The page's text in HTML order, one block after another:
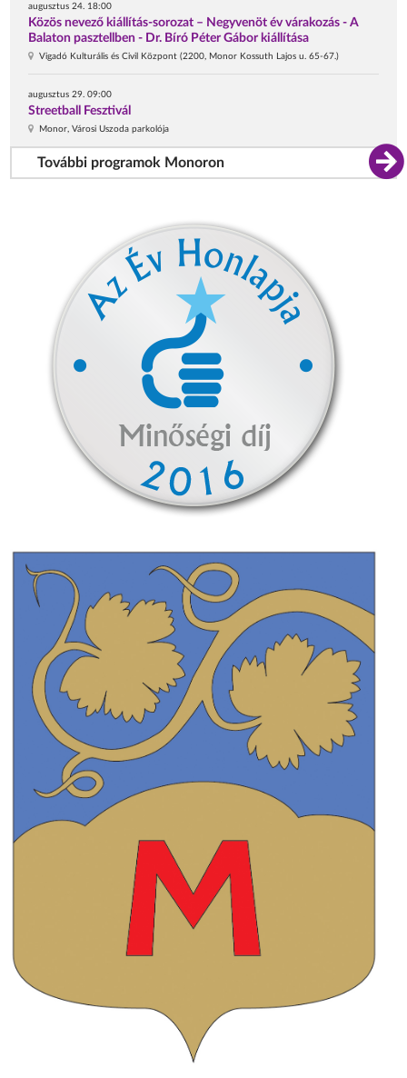
augusztus 24. 18:00
Közös nevező kiállítás-sorozat – Negyvenöt év várakozás - A
Balaton pasztellben - Dr. Bíró Péter Gábor kiállítása
Vigadó Kulturális és Civil Központ (2200, Monor Kossuth Lajos u. 65-67.)
augusztus 29. 09:00
Streetball Fesztivál
Monor, Városi Uszoda parkolója
További programok Monoron